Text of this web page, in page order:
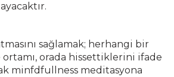
sağlamak; herhangi bir
orada hissettiklerini ifade
minfdfullness meditasyona